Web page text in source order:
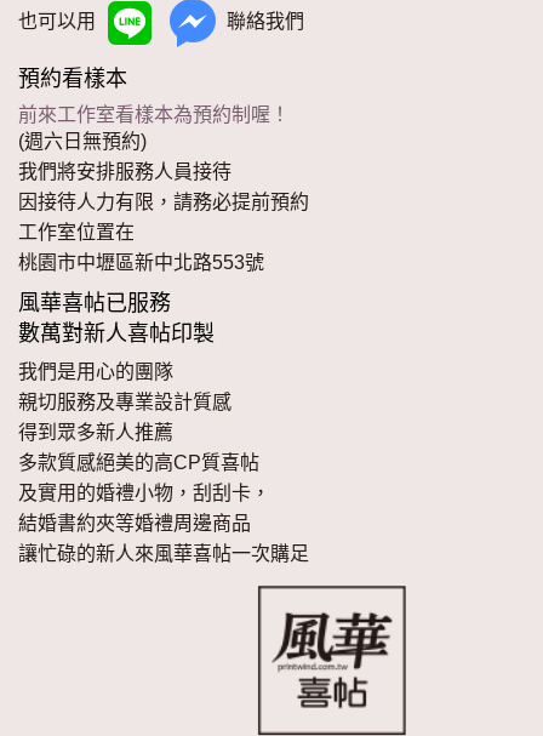
也可以用 聯絡我們
預約看樣本
前來工作室看樣本為預約制喔！
(週六日無預約)
我們將安排服務人員接待
因接待人力有限，請務必提前預約
工作室位置在
桃園市中壢區新中北路553號
風華喜帖已服務
數萬對新人喜帖印製
我們是用心的團隊
親切服務及專業設計質感
得到眾多新人推薦
多款質感絕美的高CP質喜帖
及實用的婚禮小物，刮刮卡，
結婚書約夾等婚禮周邊商品
讓忙碌的新人來風華喜帖一次購足